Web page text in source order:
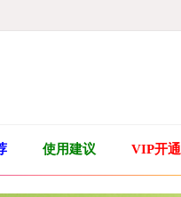
使用建议 VIP开通